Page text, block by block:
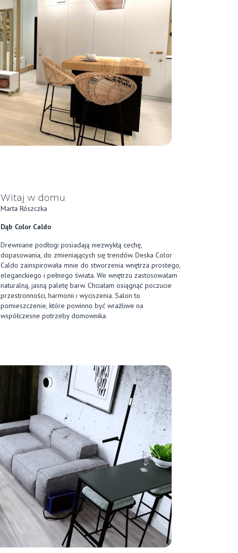
Witaj w domu
Marta Rószczka
Dąb Color Caldo
Drewniane podłogi posiadają niezwykłą cechę,
dopasowania, do zmieniających się trendów. Deska Color
Caldo zainspirowała mnie do stworzenia wnętrza prostego,
eleganckiego i pełnego świata. We wnętrzu zastosowałam
naturalną, jasną paletę barw. Chciałam osiągnąć poczucie
przestronności, harmonii i wyciszenia. Salon to
pomieszczenie, które powinno być wrażliwe na
współczesne potrzeby domownika.